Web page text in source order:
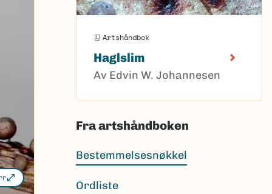
Artshåndbok
Haglslim
Av Edvin W. Johannesen
Fra artshåndboken
Bestemmelsesnøkkel
Ordliste